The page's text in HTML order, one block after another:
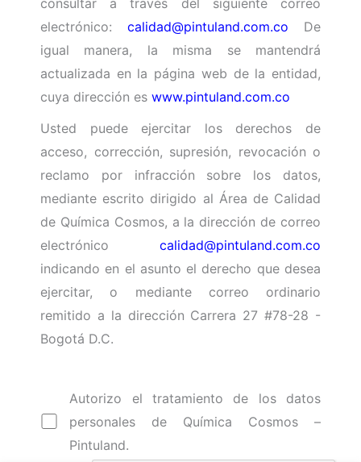
consultar a través del siguiente correo
electrónico: calidad@pintuland.com.co De
igual manera, la misma se mantendrá
actualizada en la página web de la entidad,
cuya dirección es www.pintuland.com.co
Usted puede ejercitar los derechos de
acceso, corrección, supresión, revocación o
reclamo por infracción sobre los datos,
mediante escrito dirigido al Área de Calidad
de Química Cosmos, a la dirección de correo
electrónico calidad@pintuland.com.co
indicando en el asunto el derecho que desea
ejercitar, o mediante correo ordinario
remitido a la dirección Carrera 27 #78-28 -
Bogotá D.C.
Autorizo el tratamiento de los datos
personales de Química Cosmos –
Pintuland.